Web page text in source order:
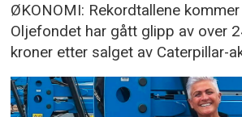
ØKONOMI: Rekordtallene
Oljefondet har gått glipp av over
kroner etter salget av Caterpillar-